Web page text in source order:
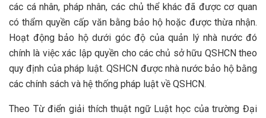
các cá nhân, pháp nhân, các chủ thể khác đã được cơ quan
có thẩm quyền cấp văn bằng bảo hộ hoặc được thừa nhận.
Hoạt động bảo hộ dưới góc độ của quản lý nhà nước đó
chính là việc xác lập quyền cho các chủ sở hữu QSHCN theo
quy định của pháp luật. QSHCN được nhà nước bảo hộ bằng
các chính sách và hệ thống pháp luật về QSHCN.
Theo Từ điển giải thích thuật ngữ Luật học của trường Đại